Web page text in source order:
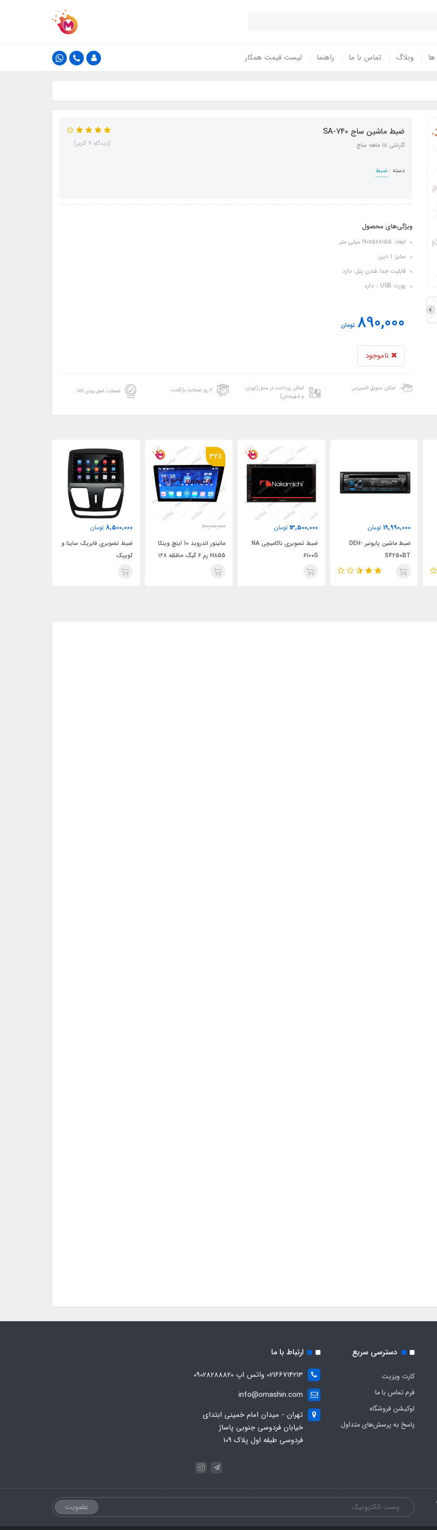
ها وبلاگ تماس با ما راهنما لیست قیمت همکار
ضبط ماشین ساج SA-740
گارانتی 18 ماهه ساج
دسته : ضبط
(دیدگاه 7 کاربر)
ویژگی‌های محصول
ابعاد: 190x58x155 میلی متر
سایز: 1 دین
قابلیت جدا شدن پنل: دارد
پورت USB :: دارد
890,000 تومان
ناموجود
امکان تحویل اکسپرس
امکان پرداخت در محل (تهران
و شهرستان)
۷ روز ضمانت بازگشت ضمانت اصل بودن کالا
19,990,000 تومان
ضبط ماشین پایونیر DEH-
S4250BT
13,500,000 تومان
ضبط تصویری ناکامیچی NA
6100G
32٪
80,000,000
55,000,000 تومانمانیتور اندروید 10 اینچ وینکا
H855 رم ۶ گیگ حافظه ۱۲۸
گیگ
8,500,000 تومان
ضبط تصویری فابریک ساینا و
کوییک
دسترسی سریع
کارت ویزیت
فرم تماس با ما
لوکیشن فروشگاه
پاسخ به پرسش‌های متداول
ارتباط با ما
02166714213 واتس اپ 09028288820
info@omashin.com
تهران - میدان امام خمینی ابتدای
خیابان فردوسی جنوبی پاساژ
فردوسی طبقه اول پلاک 109
عضویت